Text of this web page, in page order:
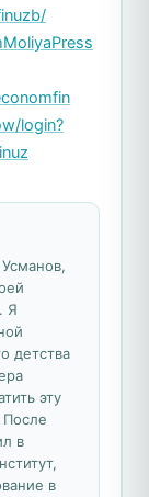
login?
Я
детства
эту
в
в